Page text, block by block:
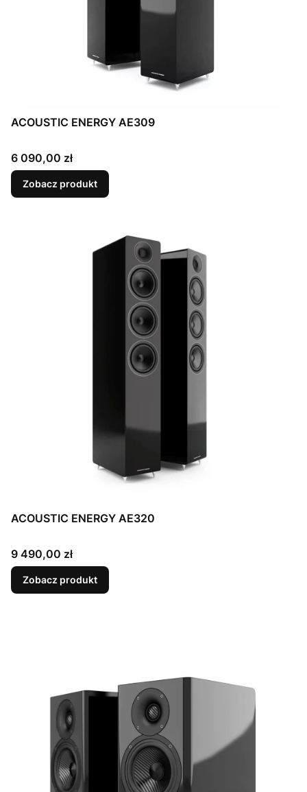
ACOUSTIC ENERGY AE309
Cena
6 090,00 zł
Zobacz produkt
ACOUSTIC ENERGY AE320
Cena
9 490,00 zł
Zobacz produkt